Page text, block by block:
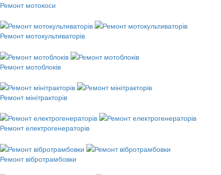
Ремонт мотокоси
Ремонт мотокультиваторів
Ремонт мотоблоків
Ремонт мінітракторів
Ремонт електрогенераторів
Ремонт вібротрамбовки